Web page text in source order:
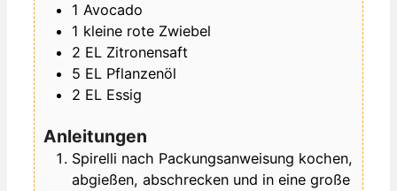
1 Avocado
1 kleine rote Zwiebel
2 EL Zitronensaft
5 EL Pflanzenöl
2 EL Essig
Anleitungen
Spirelli nach Packungsanweisung kochen,
abgießen, abschrecken und in eine große